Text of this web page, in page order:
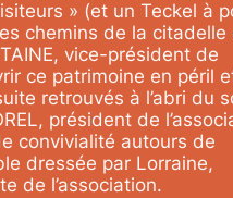
» (et un Teckel à
chemins de la citadelle
vice-président de
ce patrimoine en péril
retrouvés à l’abri du
président de
convivialité autours de
dressée par Lorraine,
de l’association.